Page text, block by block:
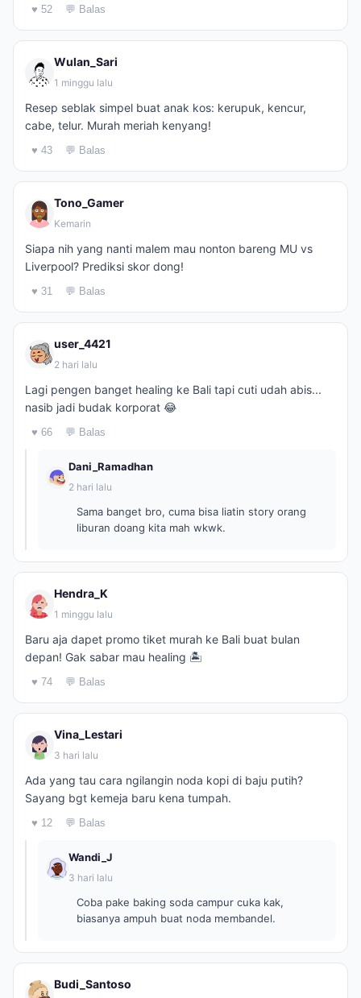
♥ 52 💬 Balas
Wulan_Sari
1 minggu lalu
Resep seblak simpel buat anak kos: kerupuk, kencur,
cabe, telur. Murah meriah kenyang!
♥ 43 💬 Balas
Tono_Gamer
Kemarin
Siapa nih yang nanti malem mau nonton bareng MU vs
Liverpool? Prediksi skor dong!
♥ 31 💬 Balas
user_4421
2 hari lalu
Lagi pengen banget healing ke Bali tapi cuti udah abis...
nasib jadi budak korporat 😂
♥ 66 💬 Balas
Dani_Ramadhan
2 hari lalu
Sama banget bro, cuma bisa liatin story orang
liburan doang kita mah wkwk.
Hendra_K
1 minggu lalu
Baru aja dapet promo tiket murah ke Bali buat bulan
depan! Gak sabar mau healing 🏝️
♥ 74 💬 Balas
Vina_Lestari
3 hari lalu
Ada yang tau cara ngilangin noda kopi di baju putih?
Sayang bgt kemeja baru kena tumpah.
♥ 12 💬 Balas
Wandi_J
3 hari lalu
Coba pake baking soda campur cuka kak,
biasanya ampuh buat noda membandel.
Budi_Santoso